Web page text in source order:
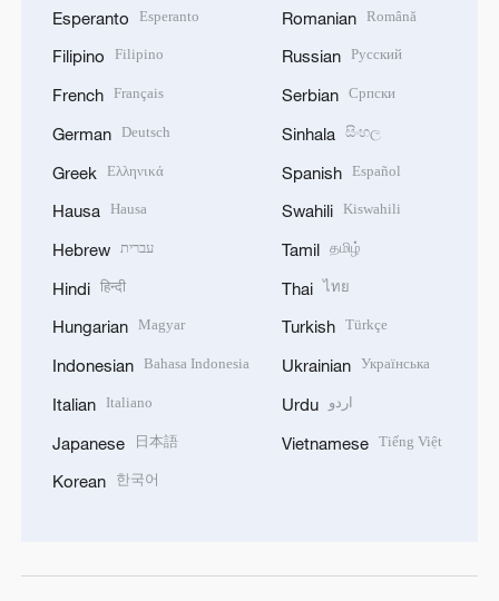
Esperanto Esperanto
Filipino Filipino
French Français
German Deutsch
Greek Ελληνικά
Hausa Hausa
Hebrew עברית
Hindi हिन्दी
Hungarian Magyar
Indonesian Bahasa Indonesia
Italian Italiano
Japanese 日本語
Korean 한국어
Romanian Română
Russian Русский
Serbian Српски
Sinhala සිංහල
Spanish Español
Swahili Kiswahili
Tamil தமிழ்
Thai ไทย
Turkish Türkçe
Ukrainian Українська
Urdu اردو
Vietnamese Tiếng Việt